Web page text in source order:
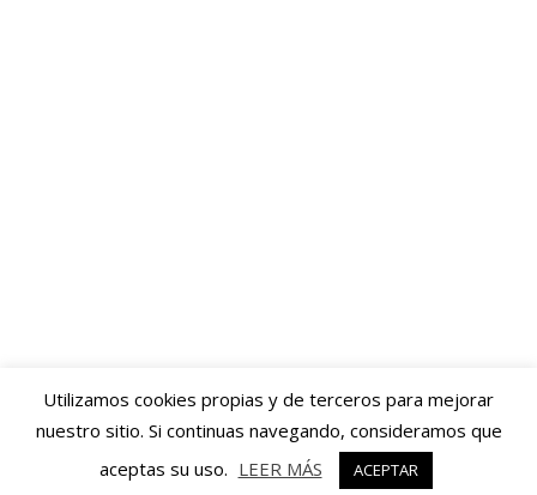
Utilizamos cookies propias y de terceros para mejorar
nuestro sitio. Si continuas navegando, consideramos que
aceptas su uso. LEER MÁS ACEPTAR